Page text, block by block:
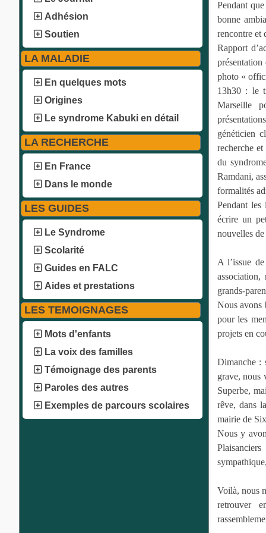
Adhésion
Soutien
LA MALADIE
En quelques mots
Origines
Le syndrome Kabuki en détail
LA RECHERCHE
En France
Dans le monde
LES GUIDES
Le Syndrome
Scolarité
Guides en FALC
Aides et prestations
LES TEMOIGNAGES
Mots d'enfants
La voix des familles
Témoignage des parents
Paroles des autres
Exemples de parcours scolaires
Pendant
bonne
rencontre et
Rapport
photo «
13h30 : le
Marseille
généticien
recherche
du
Ramdani,
formalités
Pendant
écrire un
nouvelles de
A l’issue
grands-
Nous avons
pour les
projets en
Dimanche :
grave, nous
Superbe,
rêve, dans
mairie de
Nous y
Voilà, nous
retrouver